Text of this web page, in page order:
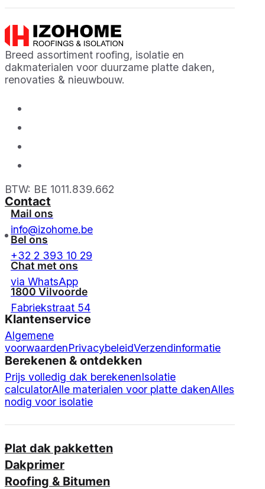
Breed assortiment roofing, isolatie en
dakmaterialen voor duurzame platte daken,
renovaties & nieuwbouw.
BTW: BE 1011.839.662
Contact
Mail ons
info@izohome.be
Bel ons
+32 2 393 10 29
Chat met ons
via WhatsApp
1800 Vilvoorde
Fabriekstraat 54
Klantenservice
Algemene
voorwaardenPrivacybeleidVerzendinformatie
Berekenen & ontdekken
Prijs volledig dak berekenenIsolatie
calculatorAlle materialen voor platte dakenAlles
nodig voor isolatie
Plat dak pakketten
Dakprimer
Roofing & Bitumen